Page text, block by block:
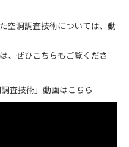
空洞調査技術については、動
、ぜひこちらもご覧くださ
査技術」動画はこちら